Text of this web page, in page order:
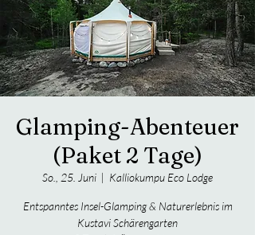
Glamping-Abenteuer
(Paket 2 Tage)
So., 25. Juni
  |
Kalliokumpu Eco Lodge
Entspanntes Insel-Glamping & Naturerlebnis im
Kustavi Schärengarten